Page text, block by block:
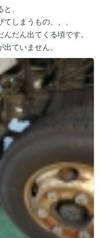
、
しまうもの、、、
だん出てくる頃です。
ていません。